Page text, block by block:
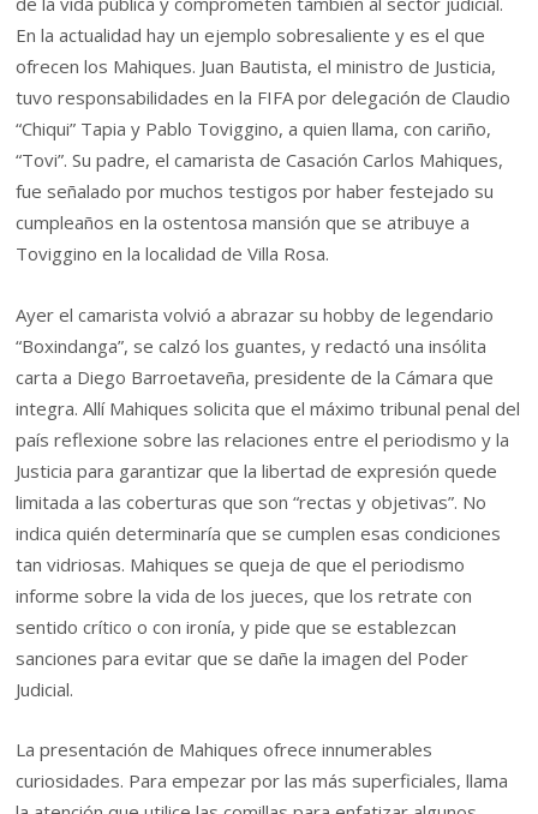
En la actualidad hay un ejemplo sobresaliente y es el que
ofrecen los Mahiques. Juan Bautista, el ministro de Justicia,
tuvo responsabilidades en la FIFA por delegación de Claudio
“Chiqui” Tapia y Pablo Toviggino, a quien llama, con cariño,
“Tovi”. Su padre, el camarista de Casación Carlos Mahiques,
fue señalado por muchos testigos por haber festejado su
cumpleaños en la ostentosa mansión que se atribuye a
Toviggino en la localidad de Villa Rosa.
Ayer el camarista volvió a abrazar su hobby de legendario
“Boxindanga”, se calzó los guantes, y redactó una insólita
carta a Diego Barroetaveña, presidente de la Cámara que
integra. Allí Mahiques solicita que el máximo tribunal penal del
país reflexione sobre las relaciones entre el periodismo y la
Justicia para garantizar que la libertad de expresión quede
limitada a las coberturas que son “rectas y objetivas”. No
indica quién determinaría que se cumplen esas condiciones
tan vidriosas. Mahiques se queja de que el periodismo
informe sobre la vida de los jueces, que los retrate con
sentido crítico o con ironía, y pide que se establezcan
sanciones para evitar que se dañe la imagen del Poder
Judicial.
La presentación de Mahiques ofrece innumerables
curiosidades. Para empezar por las más superficiales, llama